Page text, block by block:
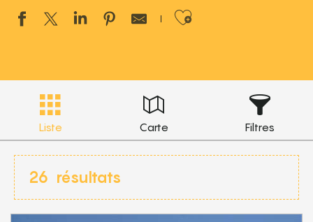
Ajouter aux
Liste Carte Filtres
26 résultats